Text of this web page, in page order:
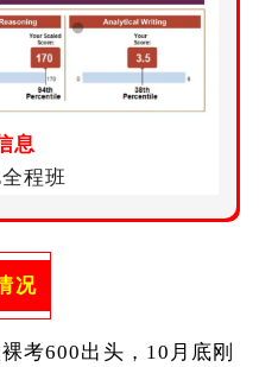
息
程班
况
考600出头，10月底刚